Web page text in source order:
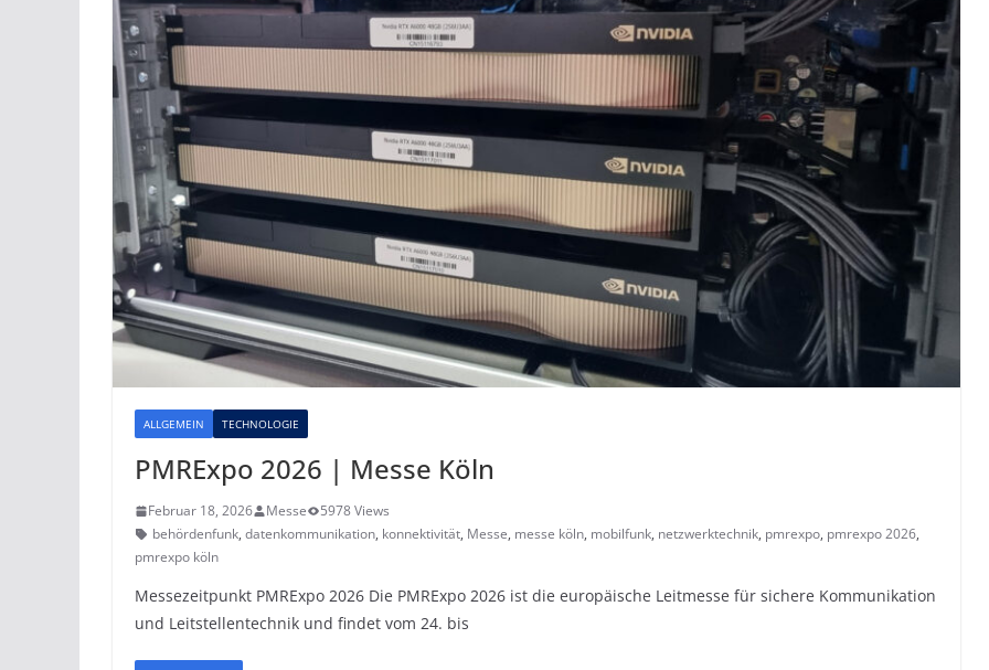
ALLGEMEIN TECHNOLOGIE
PMRExpo 2026 | Messe Köln
Februar 18, 2026 Messe
5978 Views
behördenfunk, datenkommunikation, konnektivität, Messe, messe köln, mobilfunk, netzwerktechnik, pmrexpo, pmrexpo 2026,
pmrexpo köln
Messezeitpunkt PMRExpo 2026 Die PMRExpo 2026 ist die europäische Leitmesse für sichere Kommunikation
und Leitstellentechnik und findet vom 24. bis